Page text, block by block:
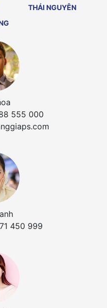
THÁI NGUYÊN
555 000
450 999